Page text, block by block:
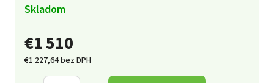
€1 510
€1 227,64 bez DPH
Skladom